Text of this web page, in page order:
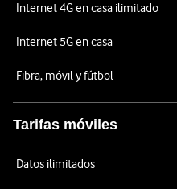
Internet 4G en casa ilimitado
Internet 5G en casa
Fibra, móvil y fútbol
Tarifas móviles
Datos ilimitados